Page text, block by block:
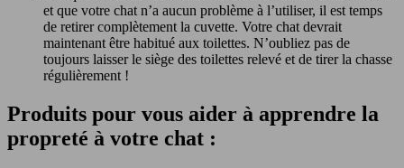
et que votre chat n’a aucun problème à l’utiliser, il est temps
de retirer complètement la cuvette. Votre chat devrait
maintenant être habitué aux toilettes. N’oubliez pas de
toujours laisser le siège des toilettes relevé et de tirer la chasse
régulièrement !
Produits pour vous aider à apprendre la
propreté à votre chat :